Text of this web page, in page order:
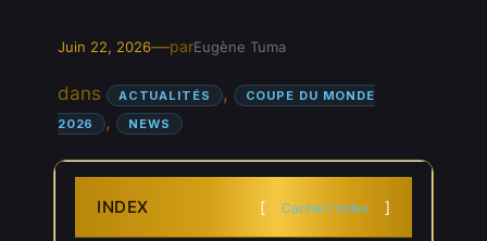
Juin 22, 2026—parEugène Tuma
dans ACTUALITÉS ,
COUPE DU MONDE
2026
, NEWS
INDEX Cacher l'index